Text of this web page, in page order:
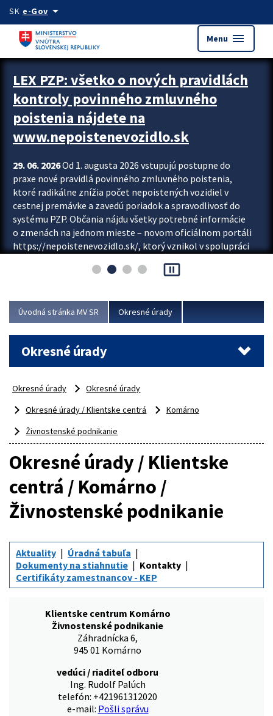
Preskocit na hlavný obsah
SK e-Govarrow_drop_down
Menu menu
Zastavit automatický posun upútavok
LEX PZP: všetko o nových pravidlách
kontroly povinného zmluvného
poistenia nájdete na
www.nepoistenevozidlo.sk
29. 06. 2026Od 1. augusta 2026 vstupujú postupne do
praxe nové pravidlá povinného zmluvného poistenia,
ktoré radikálne znížia počet nepoistených vozidiel v
cestnej premávke a zavedú poriadok a spravodlivosť do
systému PZP. Občania nájdu všetky potrebné informácie
o zmenách na jednom mieste – novom oficiálnom portáli
https://nepoistenevozidlo.sk/, ktorý vznikol v spolupráci
asociácie poisťovní (SLASPO) a Ministerstva vnútra SR.
Viac
pause_presentation
Úvodná stránka MV SR Okresné úrady
Okresné úrady
Okresné úrady
Okresné úrady
Okresné úrady / Klientske centrá
Komárno
Živnostenské podnikanie
Okresné úrady / Klientske
centrá / Komárno /
Živnostenské podnikanie
Aktuality
Úradná tabuľa
Dokumenty na stiahnutie
Kontakty
Certifikáty zamestnancov - KEP
Klientske centrum Komárno
Živnostenské podnikanie
Záhradnícka 6,
945 01 Komárno
vedúci / riaditeľ odboru
Ing. Rudolf Palúch
telefón: +421961312020
e-mail: Pošli správu